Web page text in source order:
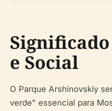
e Social
O Parque Arshinovskiy
verde" essencial para